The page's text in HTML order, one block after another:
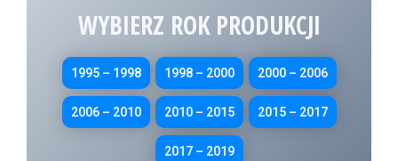
WYBIERZ ROK PRODUKCJI
1995 – 1998 1998 – 2000 2000 – 2006
2006 – 2010 2010 – 2015 2015 – 2017
2017 – 2019